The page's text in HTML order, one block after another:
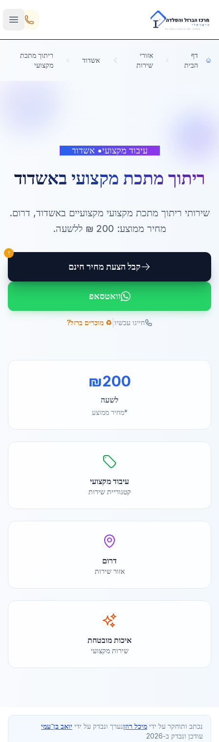
Skip to main content
דף
הבית
אזורי
שירות
אשדוד
ריתוך מתכת
מקצועי
עיבוד מקצועי• אשדוד
ריתוך מתכת מקצועי באשדוד
שירותי ריתוך מתכת מקצועי מקצועיים באשדוד, דרום.
מחיר ממוצע: 200 ₪ ללשעה.
קבל הצעת מחיר חינם
!
וואטסאפ
חייגו עכשיו ♻️ מוכרים ברזל?
₪200
לשעה
*מחיר ממוצע
עיבוד מקצועי
קטגוריית שירות
דרום
אזור שירות
איכות מובטחת
שירות מקצועי
נכתב ותוחקר על ידי מיכל רוזןנערך ונבדק על ידי יואב בן־עמי
עודכן ונבדק ב-2026